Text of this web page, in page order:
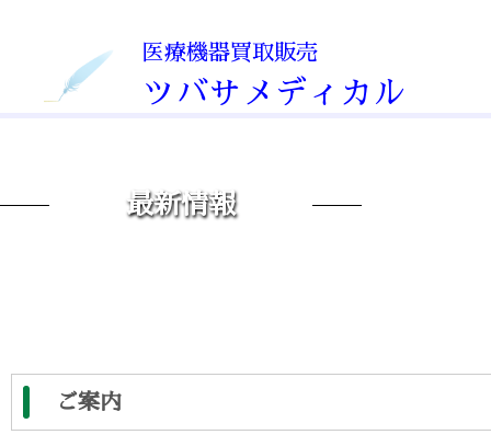
医療機器買取販売
ツバサメディカル
Service
Company
最新情報
ご案内